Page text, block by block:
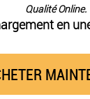
Qualité Online.
en